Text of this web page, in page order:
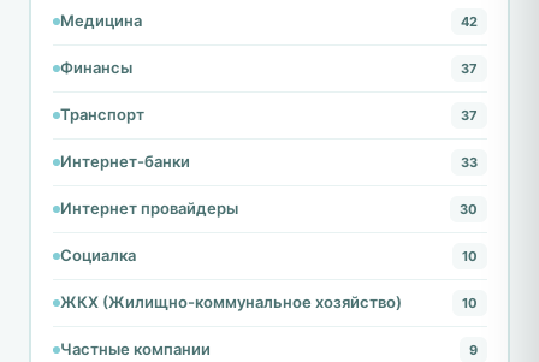
Медицина 42
Финансы 37
Транспорт 37
Интернет-банки 33
Интернет провайдеры 30
Социалка 10
ЖКХ (Жилищно-коммунальное хозяйство) 10
Частные компании 9